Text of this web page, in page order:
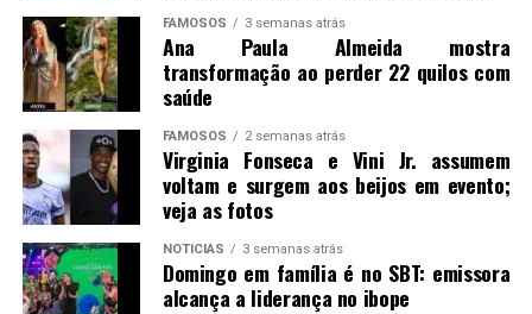
FAMOSOS 3 semanas atrás
Ana Paula Almeida mostra
transformação ao perder 22 quilos com
saúde
FAMOSOS 2 semanas atrás
Virginia Fonseca e Vini Jr. assumem
voltam e surgem aos beijos em evento;
veja as fotos
NOTICIAS 3 semanas atrás
Domingo em família é no SBT: emissora
alcança a liderança no ibope